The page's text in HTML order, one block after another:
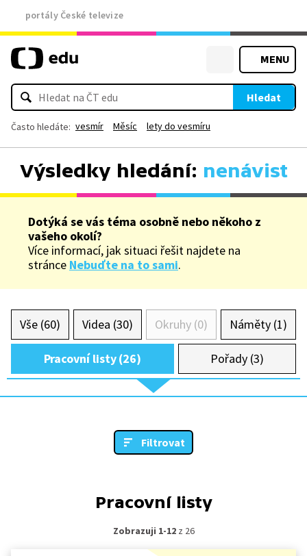
portály České televize
MENU
Hledat
Často hledáte: vesmír Měsíc lety do vesmíru
Výsledky hledání: nenávist
Dotýká se vás téma osobně nebo někoho z
vašeho okolí?
Více informací, jak situaci řešit najdete na
stránce Nebuďte na to sami.
Vše (60) Videa (30) Okruhy (0) Náměty (1)
Pracovní listy (26) Pořady (3)
Filtrovat
Pracovní listy
Zobrazuji 1-12z 26